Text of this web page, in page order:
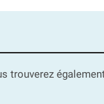
trouverez